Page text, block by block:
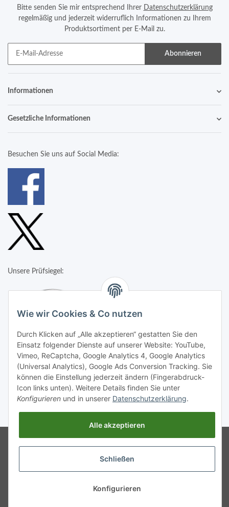
Bitte senden Sie mir entsprechend Ihrer Datenschutzerklärung
regelmäßig und jederzeit widerruflich Informationen zu Ihrem
Produktsortiment per E-Mail zu.
Abonnieren
Informationen
Gesetzliche Informationen
Besuchen Sie uns auf Social Media:
Unsere Prüfsiegel:
* Alle Preise inkl. gesetzlicher USt., zzgl.Versand
Google Analytics deaktivieren Status:
Opt-Out-Cookie ist nicht gesetzt
Powered byJTL-Shop
Wie wir Cookies & Co nutzen
Durch Klicken auf „Alle akzeptieren“ gestatten Sie den
Einsatz folgender Dienste auf unserer Website: YouTube,
Vimeo, ReCaptcha, Google Analytics 4, Google Analytics
(Universal Analytics), Google Ads Conversion Tracking. Sie
können die Einstellung jederzeit ändern (Fingerabdruck-
Icon links unten). Weitere Details finden Sie unter
Konfigurieren und in unserer Datenschutzerklärung.
Alle akzeptieren
Schließen
Konfigurieren